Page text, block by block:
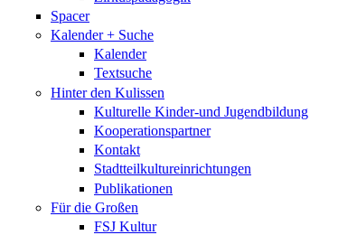
Spacer
Kalender + Suche
Kalender
Textsuche
Hinter den Kulissen
Kulturelle Kinder-und Jugendbildung
Kooperationspartner
Kontakt
Stadtteilkultureinrichtungen
Publikationen
Für die Großen
FSJ Kultur